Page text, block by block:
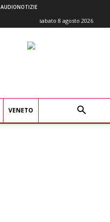
AUDIONOTIZIE
sabato 8 agosto 2026
VENETO